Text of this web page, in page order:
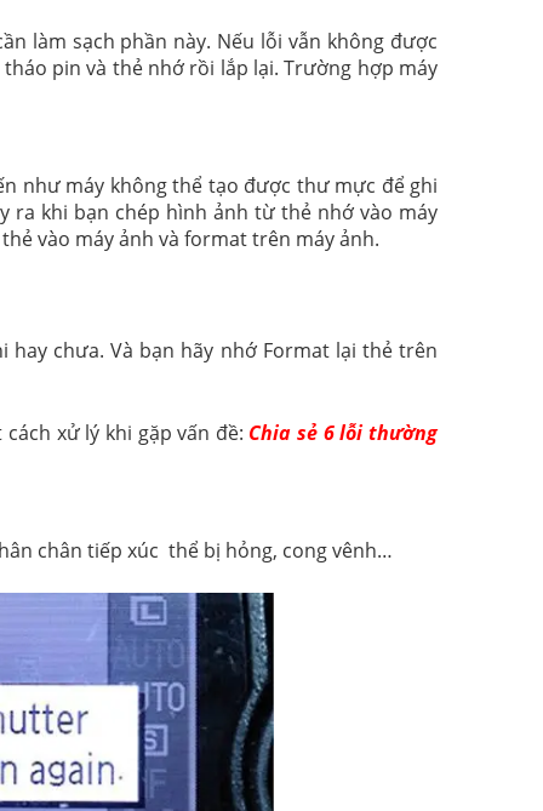
làm sạch phần này. Nếu lỗi vẫn không được
pin và thẻ nhớ rồi lắp lại. Trường hợp máy
như máy không thể tạo được thư mực để ghi
ra khi bạn chép hình ảnh từ thẻ nhớ vào máy
vào máy ảnh và format trên máy ảnh.
chưa. Và bạn hãy nhớ Format lại thẻ trên
xử lý khi gặp vấn đề: Chia sẻ 6 lỗi thường
chân tiếp xúc thể bị hỏng, cong vênh…